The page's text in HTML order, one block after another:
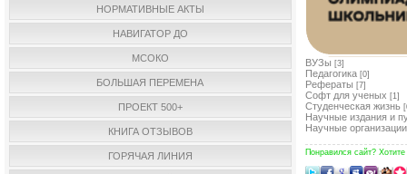
НОРМАТИВНЫЕ АКТЫ
НАВИГАТОР ДО
МСОКО
БОЛЬШАЯ ПЕРЕМЕНА
ПРОЕКТ 500+
КНИГА ОТЗЫВОВ
ГОРЯЧАЯ ЛИНИЯ
ВУЗы [3]
Педагогика [0]
Рефераты [7]
Софт для ученых [1]
Студенческая жизнь
Научные издания и
Научные организации
Понравился сайт?